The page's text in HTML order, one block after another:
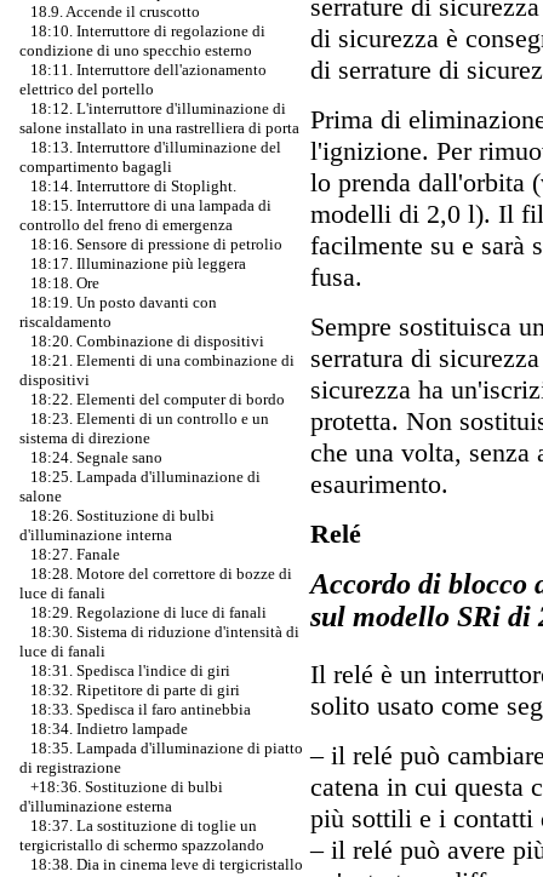
18.9. Accende il cruscotto
18:10. Interruttore di regolazione di
condizione di uno specchio esterno
18:11. Interruttore dell'azionamento
elettrico del portello
18:12. L'interruttore d'illuminazione di
salone installato in una rastrelliera di porta
18:13. Interruttore d'illuminazione del
compartimento bagagli
18:14. Interruttore di Stoplight.
18:15. Interruttore di una lampada di
controllo del freno di emergenza
18:16. Sensore di pressione di petrolio
18:17. Illuminazione più leggera
18:18. Ore
18:19. Un posto davanti con
riscaldamento
18:20. Combinazione di dispositivi
18:21. Elementi di una combinazione di
dispositivi
18:22. Elementi del computer di bordo
18:23. Elementi di un controllo e un
sistema di direzione
18:24. Segnale sano
18:25. Lampada d'illuminazione di
salone
18:26. Sostituzione di bulbi
d'illuminazione interna
18:27. Fanale
18:28. Motore del correttore di bozze di
luce di fanali
18:29. Regolazione di luce di fanali
18:30. Sistema di riduzione d'intensità di
luce di fanali
18:31. Spedisca l'indice di giri
18:32. Ripetitore di parte di giri
18:33. Spedisca il faro antinebbia
18:34. Indietro lampade
18:35. Lampada d'illuminazione di piatto
di registrazione
+18:36. Sostituzione di bulbi
d'illuminazione esterna
18:37. La sostituzione di toglie un
tergicristallo di schermo spazzolando
18:38. Dia in cinema leve di tergicristallo
serrature di
di sicurezza è
di serrature di
Prima di
l'ignizione. Per
lo prenda dall'orbita
modelli di 2,0 l). Il
facilmente su e sarà
fusa.
Sempre sostituisca
serratura di
sicurezza ha
protetta. Non
che una volta,
esaurimento.
Relé
Accordo di blocco
sul modello SRi di
Il relé è un
solito usato come
– il relé può
catena in cui questa
più sottili e i contatti
– il relé può avere